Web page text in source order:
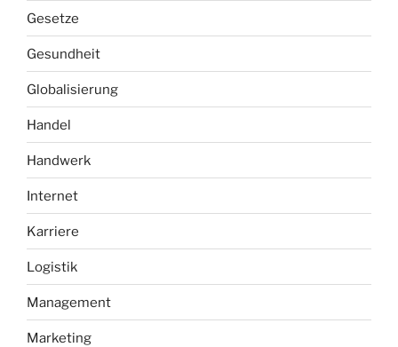
Gesetze
Gesundheit
Globalisierung
Handel
Handwerk
Internet
Karriere
Logistik
Management
Marketing